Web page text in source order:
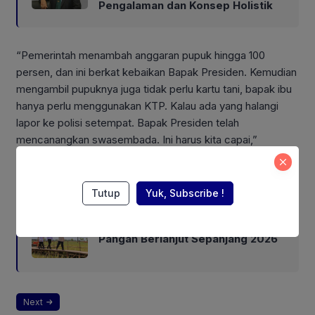
Pengalaman dan Konsep Holistik
“Pemerintah menambah anggaran pupuk hingga 100
persen, dan ini berkat kebaikan Bapak Presiden. Kemudian
mengambil pupuknya juga tidak perlu kartu tani, bapak ibu
hanya perlu menggunakan KTP. Kalau ada yang halangi
lapor ke polisi setempat. Bapak Presiden telah
mencanangkan swasembada. Ini harus kita capai,”
Pangan Berlanjut Sepanjang 2026
Next
Tutup Yuk, Subscribe !